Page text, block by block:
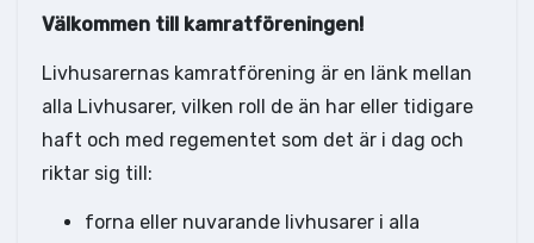
Välkommen till kamratföreningen!
Livhusarernas kamratförening är en länk mellan
alla Livhusarer, vilken roll de än har eller tidigare
haft och med regementet som det är i dag och
riktar sig till:
forna eller nuvarande livhusarer i alla